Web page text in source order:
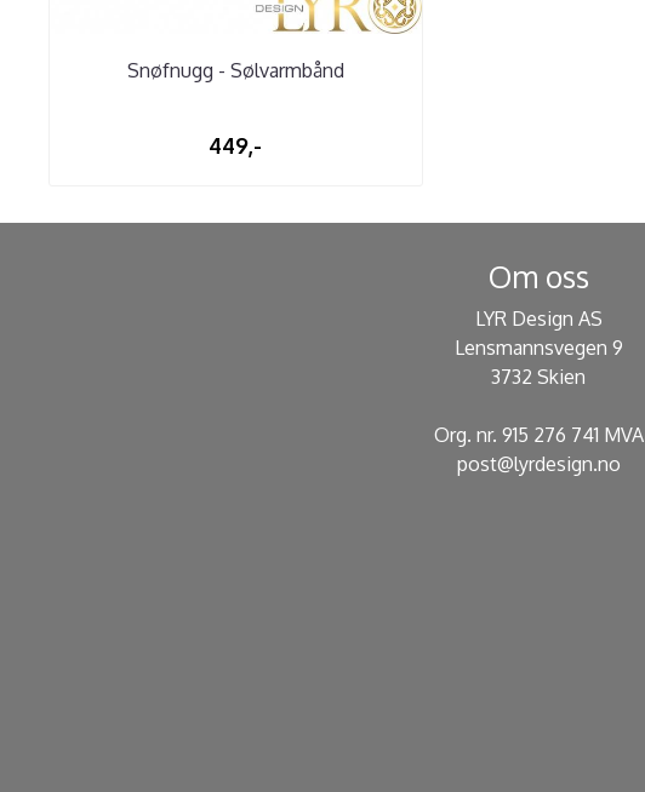
Snøfnugg - Sølvarmbånd
449,-
Om oss
LYR Design AS
Lensmannsvegen 9
3732 Skien
Org. nr. 915 276 741 MVA
post@lyrdesign.no